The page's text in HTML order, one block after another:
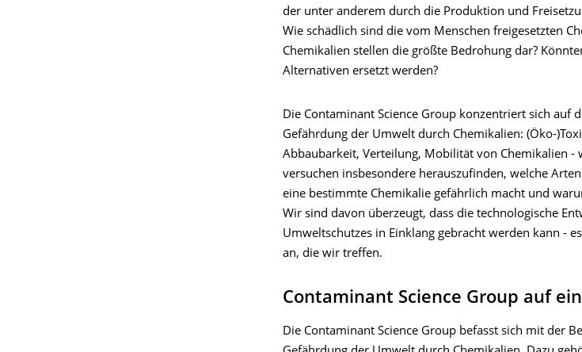
der unter anderem durch die Produktion und
Wie schädlich sind die vom Menschen freigesetzten
Chemikalien stellen die größte Bedrohung dar?
Alternativen ersetzt werden?
Die Contaminant Science Group konzentriert sich auf
Gefährdung der Umwelt durch Chemikalien: (Öko-
Abbaubarkeit, Verteilung, Mobilität von Chemikalien -
versuchen insbesondere herauszufinden, welche
eine bestimmte Chemikalie gefährlich macht und
Wir sind davon überzeugt, dass die technologische
Umweltschutzes in Einklang gebracht werden kann -
an, die wir treffen.
Contaminant Science Group auf
Die Contaminant Science Group befasst sich mit der